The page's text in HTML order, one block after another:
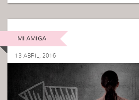
MI AMIGA
13 ABRIL, 2016